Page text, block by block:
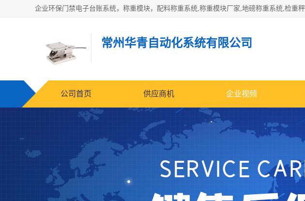
常州华青自动化系统有限公司
公司首页 供应商机 企业视频